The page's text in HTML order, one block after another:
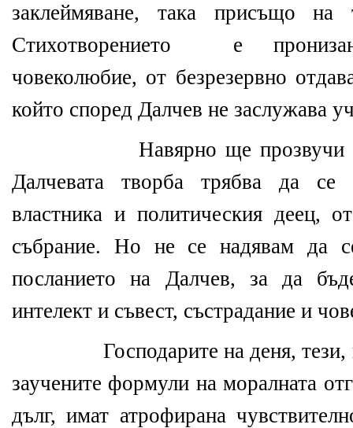
заклеймяване, така присъщо на
Стихотворението
е
човеколюбие, от безрезервно
който според Далчев не заслужава
Навярно ще
Далчевата творба трябва да
властника и политическия деец,
събрание. Но не се надявам да
посланието на Далчев, за да
интелект и съвест, състрадание и
Господарите на деня,
заучените формули на моралната
дълг, имат атрофирана